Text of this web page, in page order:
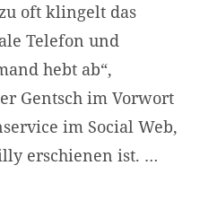
oft klingelt das
Telefon und
hebt ab“,
Gentsch im Vorwort
im Social Web,
erschienen ist. …